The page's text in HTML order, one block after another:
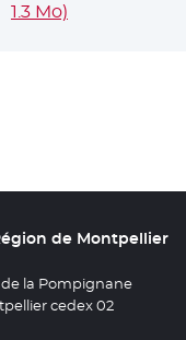
1.3 Mo)
de Montpellier
de la Pompignane
cedex 02